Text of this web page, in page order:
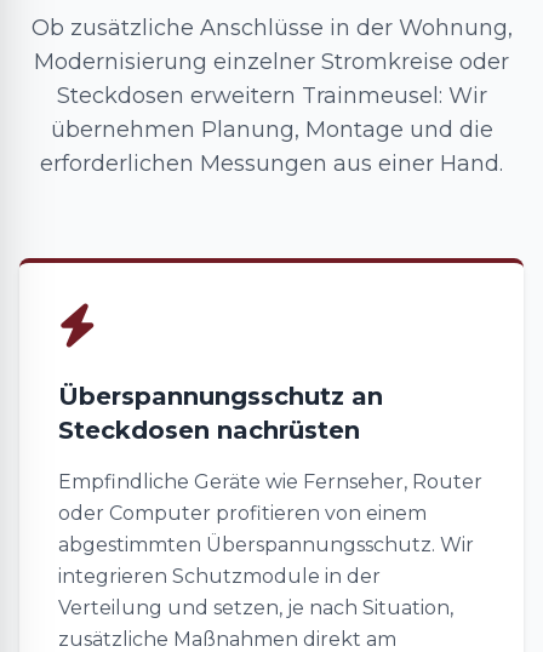
Ob zusätzliche Anschlüsse in der Wohnung,
Modernisierung einzelner Stromkreise oder
Steckdosen erweitern Trainmeusel: Wir
übernehmen Planung, Montage und die
erforderlichen Messungen aus einer Hand.
Überspannungsschutz an
Steckdosen nachrüsten
Empfindliche Geräte wie Fernseher, Router
oder Computer profitieren von einem
abgestimmten Überspannungsschutz. Wir
integrieren Schutzmodule in der
Verteilung und setzen, je nach Situation,
zusätzliche Maßnahmen direkt am